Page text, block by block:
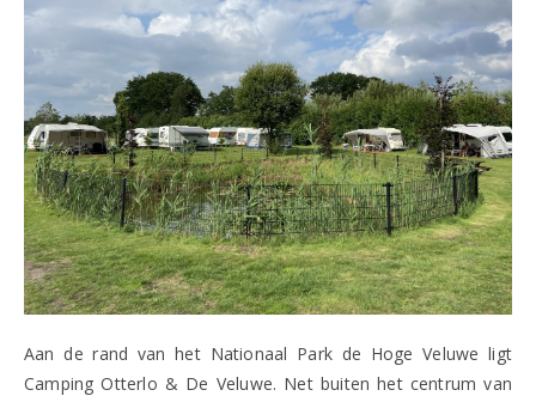
Aan de rand van het Nationaal Park de Hoge Veluwe ligt
Camping Otterlo & De Veluwe. Net buiten het centrum van